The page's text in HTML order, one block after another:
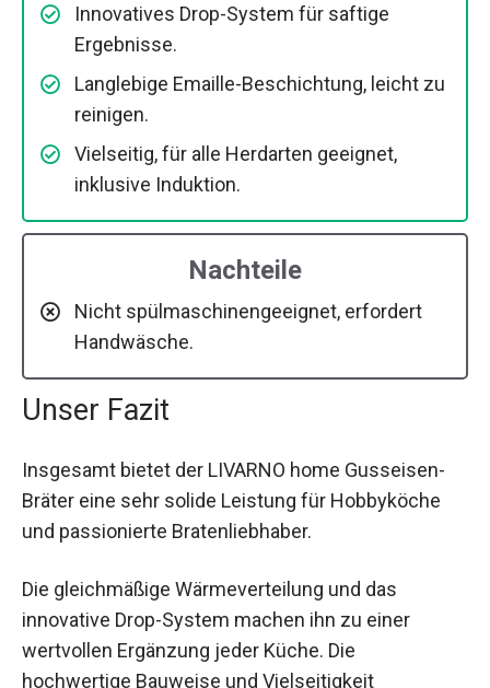
Innovatives Drop-System für saftige
Ergebnisse.
Langlebige Emaille-Beschichtung, leicht zu
reinigen.
Vielseitig, für alle Herdarten geeignet,
inklusive Induktion.
Nachteile
Nicht spülmaschinengeeignet, erfordert
Handwäsche.
Unser Fazit
Insgesamt bietet der LIVARNO home Gusseisen-
Bräter eine sehr solide Leistung für Hobbyköche
und passionierte Bratenliebhaber.
Die gleichmäßige Wärmeverteilung und das
innovative Drop-System machen ihn zu einer
wertvollen Ergänzung jeder Küche. Die
hochwertige Bauweise und Vielseitigkeit